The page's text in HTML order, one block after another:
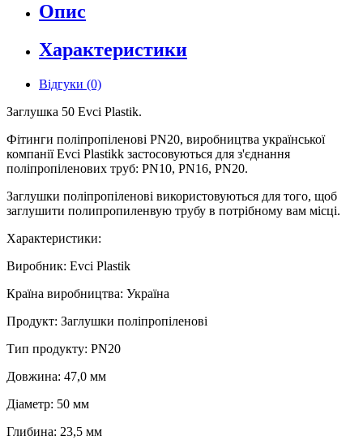
Опис
Характеристики
Відгуки (0)
Заглушка 50 Evci Plastik.
Фітинги поліпропіленові PN20, виробництва української
компанії Evci Plastikk застосовуються для з'єднання
поліпропіленових труб: PN10, PN16, PN20.
Заглушки поліпропіленові використовуються для того, щоб
заглушити полипропиленвую трубу в потрібному вам місці.
Характеристики:
Виробник: Evci Plastik
Країна виробництва: Україна
Продукт: Заглушки поліпропіленові
Тип продукту: PN20
Довжина: 47,0 мм
Діаметр: 50 мм
Глибина: 23,5 мм